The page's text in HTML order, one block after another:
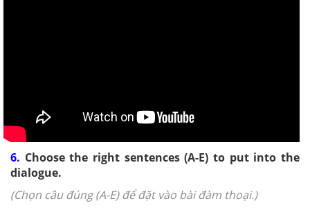
6. Choose the right sentences (A-E) to put into the
dialogue.
(Chọn câu đúng (A-E) để đặt vào bài đàm thoại.)